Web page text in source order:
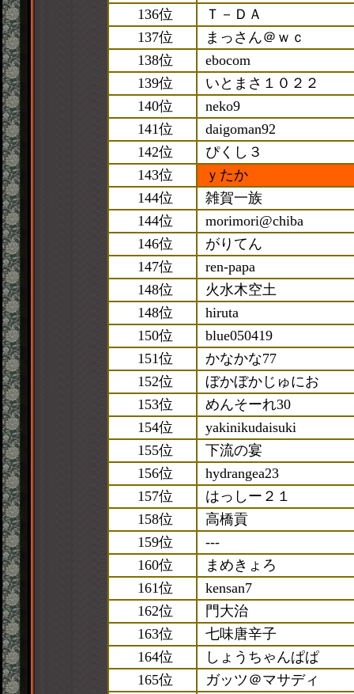
136位
Ｔ－ＤＡ
137位
まっさん＠ｗｃ
138位
ebocom
139位
いとまさ１０２２
140位
neko9
141位
daigoman92
142位
ぴくし３
143位
ｙたか
144位
雑賀一族
144位
morimori@chiba
146位
がりてん
147位
ren-papa
148位
火水木空土
148位
hiruta
150位
blue050419
151位
かなかな77
152位
ぼかぼかじゅにお
153位
めんそーれ30
154位
yakinikudaisuki
155位
下流の宴
156位
hydrangea23
157位
はっしー２１
158位
高橋貢
159位
---
160位
まめきょろ
161位
kensan7
162位
門大治
163位
七味唐辛子
164位
しょうちゃんぱぱ
165位
ガッツ＠マサディ